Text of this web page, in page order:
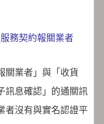
務契約報關業者
關業者」與「收貨
訊息確認」的通關訊
者沒有與實名認證平